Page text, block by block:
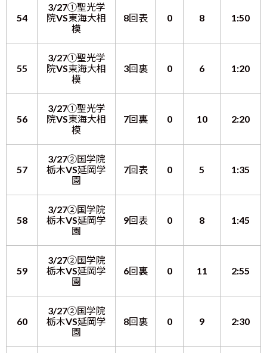
54
3/27①聖光学
院VS東海大相
模
8回表 0 8 1:50
55
3/27①聖光学
院VS東海大相
模
3回裏 0 6 1:20
56
3/27①聖光学
院VS東海大相
模
7回裏 0 10 2:20
57
3/27②国学院
栃木VS延岡学
園
7回表 0 5 1:35
58
3/27②国学院
栃木VS延岡学
園
9回表 0 8 1:45
59
3/27②国学院
栃木VS延岡学
園
6回裏 0 11 2:55
60
3/27②国学院
栃木VS延岡学
園
8回裏 0 9 2:30